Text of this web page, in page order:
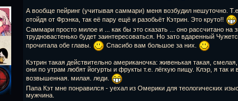
А вообще пейринг (учитывая саммари) меня возбудил нешуточно.
отойдя от Фрэнка, так её пару ещё и разобьёт Кэтрин. Это круто!!
Саммари просто милое и ... как бы это сказать ... оно рассчитано на
трудновастенько будет заинтересоваться. Но зато вдаренный
прочитала обе главы.
Спасибо вам большое за них.
Кэтрин такая действительно американочка: живенькая такая,
они по утрам любят йогурты и фрукты т.е. лёгкую пищу. Клэр, я так
возвышенная. милая. леди.
Папа Кэт мне понравился - уехал из Омерики для теологических
мужчина.